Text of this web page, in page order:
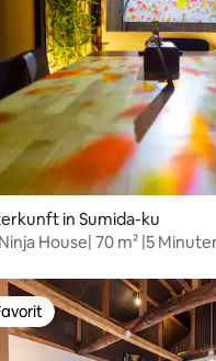
in Sumida-ku
House| 70 m² |5